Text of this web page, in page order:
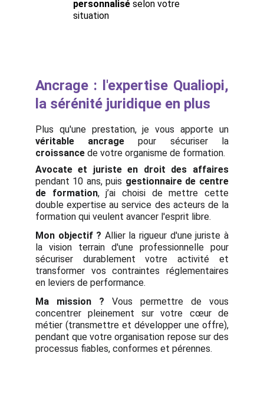
personnalisé selon votre
situation
Ancrage : l'expertise Qualiopi,
la sérénité juridique en plus
Plus qu'une prestation, je vous apporte un
véritable ancrage pour sécuriser la
croissance de votre organisme de formation.
Avocate et juriste en droit des affaires
pendant 10 ans, puis gestionnaire de centre
de formation, j’ai choisi de mettre cette
double expertise au service des acteurs de la
formation qui veulent avancer l'esprit libre.
Mon objectif ? Allier la rigueur d'une juriste à
la vision terrain d'une professionnelle pour
sécuriser durablement votre activité et
transformer vos contraintes réglementaires
en leviers de performance.
Ma mission ? Vous permettre de vous
concentrer pleinement sur votre cœur de
métier (transmettre et développer une offre),
pendant que votre organisation repose sur des
processus fiables, conformes et pérennes.